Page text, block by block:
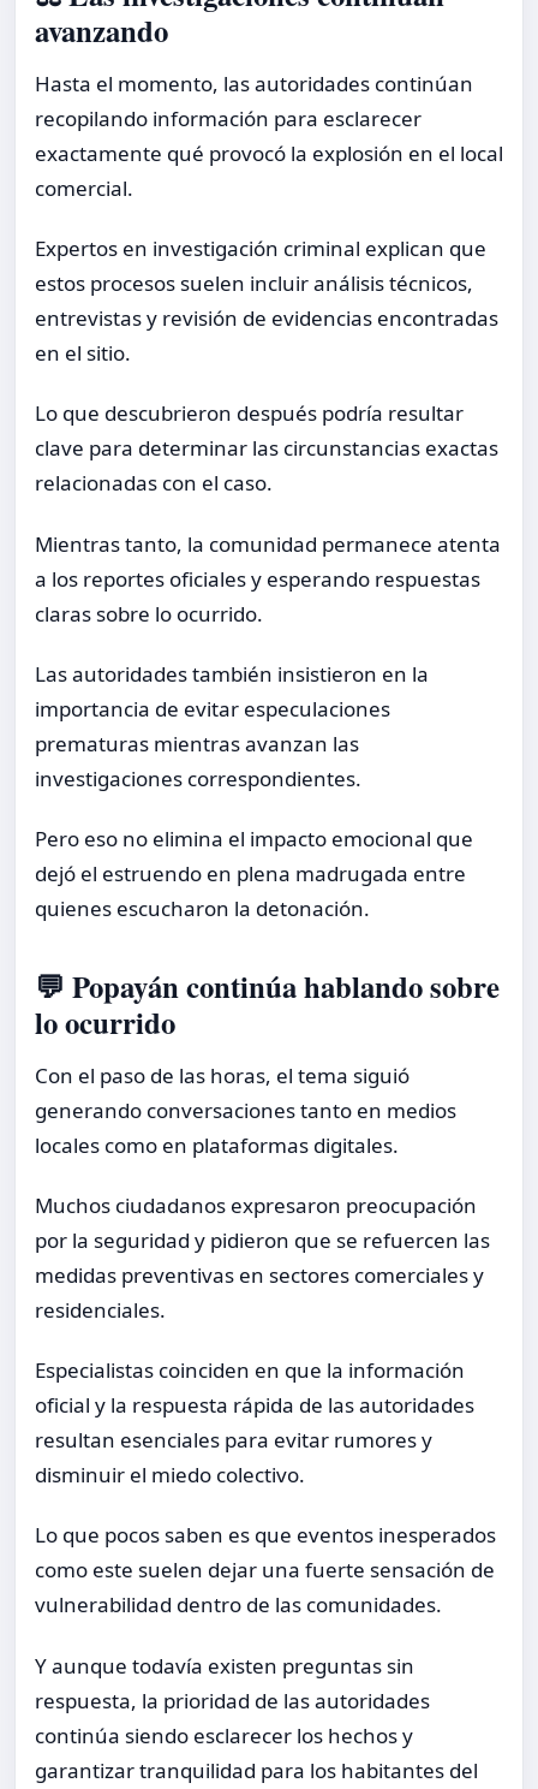
avanzando
Hasta el momento, las autoridades continúan
recopilando información para esclarecer
exactamente qué provocó la explosión en el local
comercial.
Expertos en investigación criminal explican que
estos procesos suelen incluir análisis técnicos,
entrevistas y revisión de evidencias encontradas
en el sitio.
Lo que descubrieron después podría resultar
clave para determinar las circunstancias exactas
relacionadas con el caso.
Mientras tanto, la comunidad permanece atenta
a los reportes oficiales y esperando respuestas
claras sobre lo ocurrido.
Las autoridades también insistieron en la
importancia de evitar especulaciones
prematuras mientras avanzan las
investigaciones correspondientes.
Pero eso no elimina el impacto emocional que
dejó el estruendo en plena madrugada entre
quienes escucharon la detonación.
💬 Popayán continúa hablando sobre
lo ocurrido
Con el paso de las horas, el tema siguió
generando conversaciones tanto en medios
locales como en plataformas digitales.
Muchos ciudadanos expresaron preocupación
por la seguridad y pidieron que se refuercen las
medidas preventivas en sectores comerciales y
residenciales.
Especialistas coinciden en que la información
oficial y la respuesta rápida de las autoridades
resultan esenciales para evitar rumores y
disminuir el miedo colectivo.
Lo que pocos saben es que eventos inesperados
como este suelen dejar una fuerte sensación de
vulnerabilidad dentro de las comunidades.
Y aunque todavía existen preguntas sin
respuesta, la prioridad de las autoridades
continúa siendo esclarecer los hechos y
garantizar tranquilidad para los habitantes del